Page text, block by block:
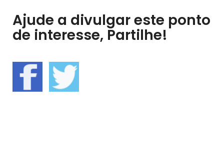
Ajude a divulgar este ponto
de interesse, Partilhe!